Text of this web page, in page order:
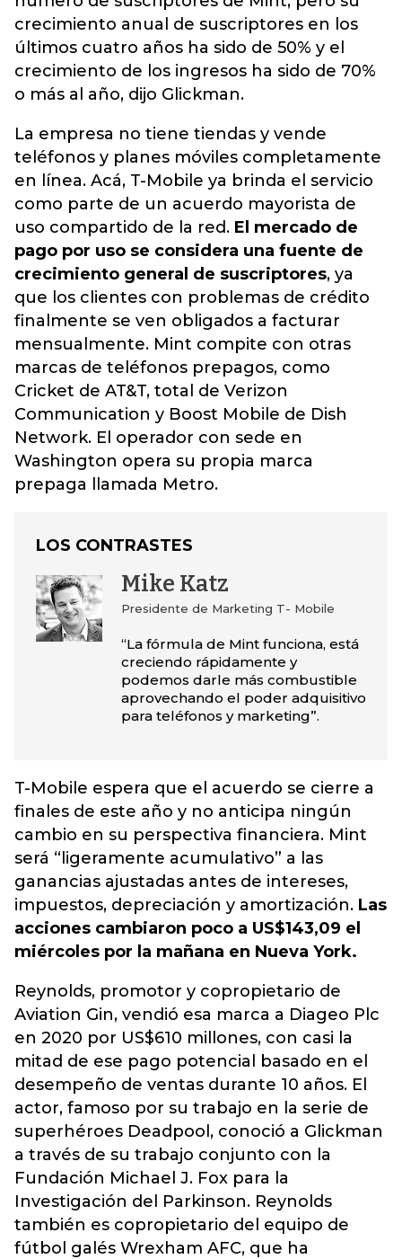
crecimiento anual de suscriptores en los
últimos cuatro años ha sido de 50% y el
crecimiento de los ingresos ha sido de 70%
o más al año, dijo Glickman.
La empresa no tiene tiendas y vende
teléfonos y planes móviles completamente
en línea. Acá, T-Mobile ya brinda el servicio
como parte de un acuerdo mayorista de
uso compartido de la red. El mercado de
pago por uso se considera una fuente de
crecimiento general de suscriptores, ya
que los clientes con problemas de crédito
finalmente se ven obligados a facturar
mensualmente. Mint compite con otras
marcas de teléfonos prepagos, como
Cricket de AT&T, total de Verizon
Communication y Boost Mobile de Dish
Network. El operador con sede en
Washington opera su propia marca
prepaga llamada Metro.
LOS CONTRASTES
Mike Katz
Presidente de Marketing T- Mobile
“La fórmula de Mint funciona, está
creciendo rápidamente y
podemos darle más combustible
aprovechando el poder adquisitivo
para teléfonos y marketing”.
T-Mobile espera que el acuerdo se cierre a
finales de este año y no anticipa ningún
cambio en su perspectiva financiera. Mint
será “ligeramente acumulativo” a las
ganancias ajustadas antes de intereses,
impuestos, depreciación y amortización. Las
acciones cambiaron poco a US$143,09 el
miércoles por la mañana en Nueva York.
Reynolds, promotor y copropietario de
Aviation Gin, vendió esa marca a Diageo Plc
en 2020 por US$610 millones, con casi la
mitad de ese pago potencial basado en el
desempeño de ventas durante 10 años. El
actor, famoso por su trabajo en la serie de
superhéroes Deadpool, conoció a Glickman
a través de su trabajo conjunto con la
Fundación Michael J. Fox para la
Investigación del Parkinson. Reynolds
también es copropietario del equipo de
fútbol galés Wrexham AFC, que ha